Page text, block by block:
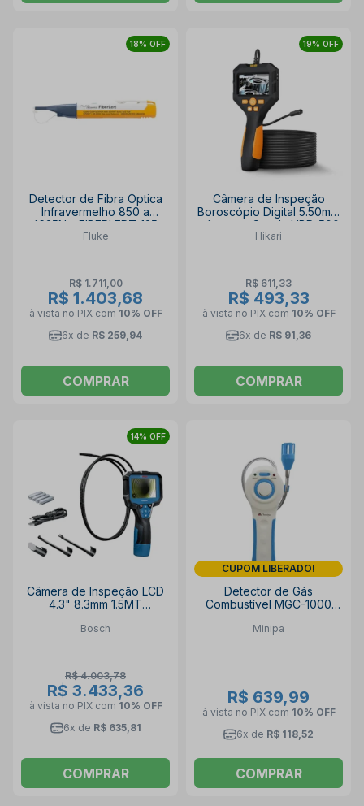
18% OFF
Detector de Fibra Óptica
Infravermelho 850 a
1625Nm FIBERLERT-125
FLUKE
Fluke
R$ 1.711,00
R$ 1.403,68
à vista no PIX com 10% OFF
6x de R$ 259,94
COMPRAR
19% OFF
Câmera de Inspeção
Boroscópio Digital 5.50mm
x 1mt com Sonda HBR-500
HIKARI
Hikari
R$ 611,33
R$ 493,33
à vista no PIX com 10% OFF
6x de R$ 91,36
COMPRAR
14% OFF
Câmera de Inspeção LCD
4.3" 8.3mm 1.5MT
Filma/Foto/SD GIC 12V-4-23
C BOSCH
Bosch
R$ 4.003,78
R$ 3.433,36
à vista no PIX com 10% OFF
6x de R$ 635,81
COMPRAR
CUPOM LIBERADO!
Detector de Gás
Combustível MGC-1000
MINIPA
Minipa
R$ 639,99
à vista no PIX com 10% OFF
6x de R$ 118,52
COMPRAR